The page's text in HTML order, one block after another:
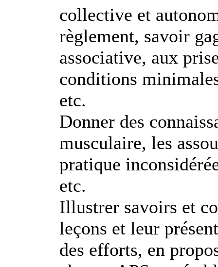
collective et
règlement, savoir
associative, aux
conditions
etc.
Donner des
musculaire, les
pratique
etc.
Illustrer savoirs et
leçons et leur
des efforts, en